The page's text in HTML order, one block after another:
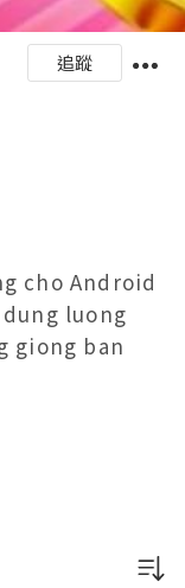
追蹤
cho Android
luong
giong ban